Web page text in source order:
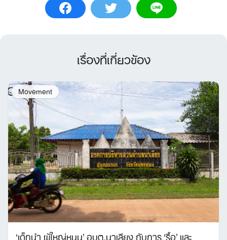
เรื่องที่เกี่ยวข้อง
Movement
‘เด็กนำ ผู้ใหญ่หนุน’ อบต.นาเลียง กับการ ‘รื้อ’ และ